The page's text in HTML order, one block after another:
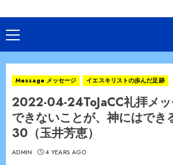
Primary
Menu
Message メッセージ イエスキリストの歩んだ足跡
2022-04-24ToJaCC礼拝メ
できないことが、神にはでき
30（玉井芳恵）
ADMIN 4 YEARS AGO